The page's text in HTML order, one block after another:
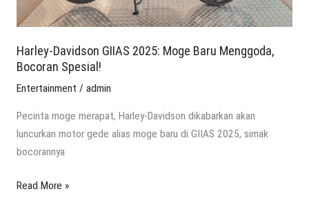
Harley-Davidson GIIAS 2025: Moge Baru Menggoda,
Bocoran Spesial!
Entertainment / admin
Pecinta moge merapat, Harley-Davidson dikabarkan akan
luncurkan motor gede alias moge baru di GIIAS 2025, simak
bocorannya
Spesial!
Read More »